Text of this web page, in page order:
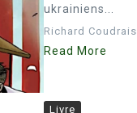
ukrainiens...
Richard Coudrais
Read More
Livre